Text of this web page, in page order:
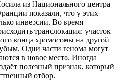
из Национального центра
показали, что у этих
инверсии. Во время
транслокация: участок
конца хромосомы на другой.
Одни части генома могут
в новое место. Иногда
полезный признак, который
отбор.